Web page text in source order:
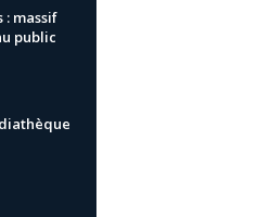
: massif
public